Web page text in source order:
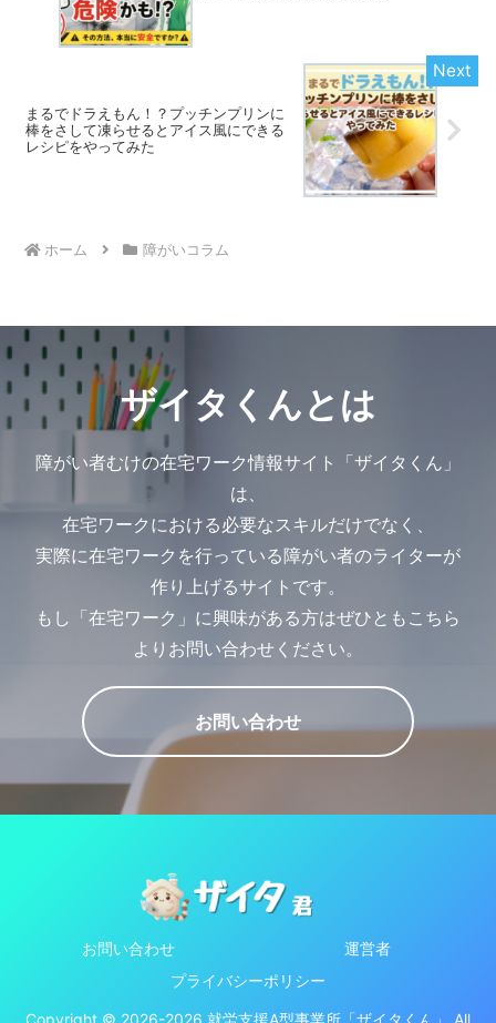
まるでドラえもん！？プッチンプリンに
棒をさして凍らせるとアイス風にできる
レシピをやってみた
ホーム 障がいコラム
ザイタくんとは
障がい者むけの在宅ワーク情報サイト「ザイタくん」
は、
在宅ワークにおける必要なスキルだけでなく、
実際に在宅ワークを行っている障がい者のライターが
作り上げるサイトです。
もし「在宅ワーク」に興味がある方はぜひともこちら
よりお問い合わせください。
お問い合わせ
お問い合わせ
運営者
プライバシーポリシー
Copyright © 2026-2026 就労支援A型事業所「ザイタくん」 All